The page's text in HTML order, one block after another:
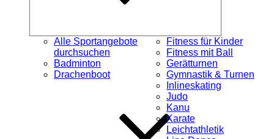
Alle Sportangebote
durchsuchen
Badminton
Drachenboot
Fitness für Kinder
Fitness mit Ball
Gerätturnen
Gymnastik & Turnen
Inlineskating
Judo
Kanu
Karate
Leichtathletik